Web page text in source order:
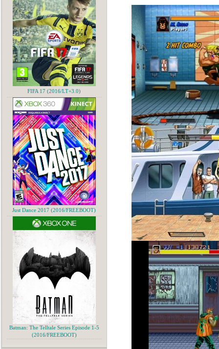
FIFA 17 (2016/LT+3.0)
Just Dance 2017 (2016/FREEBOOT)
Batman: The Telltale Series Episode 1-5
(2016/FREEBOOT)